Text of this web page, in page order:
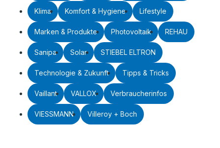
Klima Komfort & Hygiene Lifestyle
Marken & Produkte Photovoltaik REHAU
Sanipa Solar STIEBEL ELTRON
Technologie & Zukunft Tipps & Tricks
Vaillant VALLOX Verbraucherinfos
VIESSMANN Villeroy + Boch